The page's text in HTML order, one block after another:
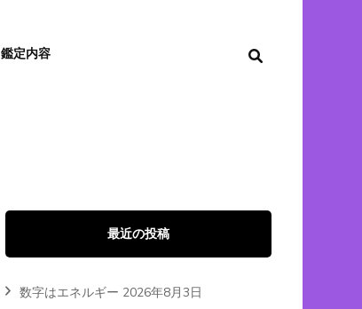
鑑定内容
最近の投稿
数字はエネルギー 2026年8月3日